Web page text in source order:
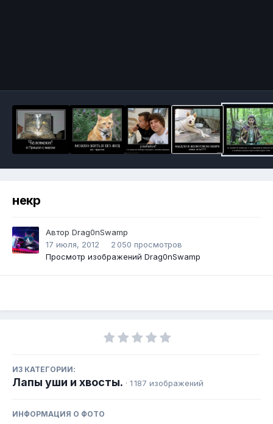
некр
Автор Drag0nSwamp
17 июля, 2012
2 050 просмотров
Просмотр изображений Drag0nSwamp
ИЗ КАТЕГОРИИ:
Лапы уши и хвосты. · 1 187 изображений
ИНФОРМАЦИЯ О ФОТО